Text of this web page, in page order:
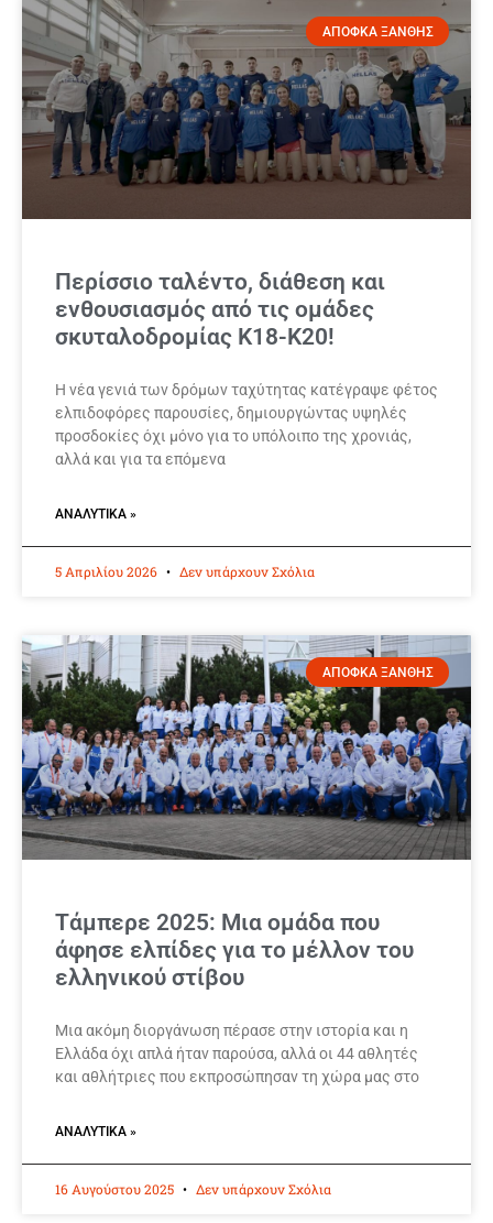
ΑΠΟΦΚΑ ΞΑΝΘΗΣ
Περίσσιο ταλέντο, διάθεση και
ενθουσιασμός από τις ομάδες
σκυταλοδρομίας Κ18-Κ20!
Η νέα γενιά των δρόμων ταχύτητας κατέγραψε φέτος
ελπιδοφόρες παρουσίες, δημιουργώντας υψηλές
προσδοκίες όχι μόνο για το υπόλοιπο της χρονιάς,
αλλά και για τα επόμενα
ΑΝΑΛΥΤΙΚΆ »
5 Απριλίου 2026 Δεν υπάρχουν Σχόλια
ΑΠΟΦΚΑ ΞΑΝΘΗΣ
Τάμπερε 2025: Μια ομάδα που
άφησε ελπίδες για το μέλλον του
ελληνικού στίβου
Μια ακόμη διοργάνωση πέρασε στην ιστορία και η
Ελλάδα όχι απλά ήταν παρούσα, αλλά οι 44 αθλητές
και αθλήτριες που εκπροσώπησαν τη χώρα μας στο
ΑΝΑΛΥΤΙΚΆ »
16 Αυγούστου 2025 Δεν υπάρχουν Σχόλια